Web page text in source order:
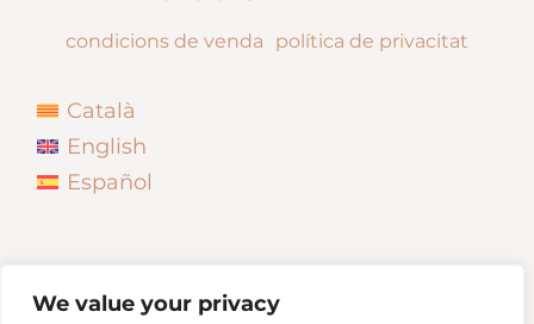
We value your privacy
condicions de venda política de privacitat
Català
English
Español